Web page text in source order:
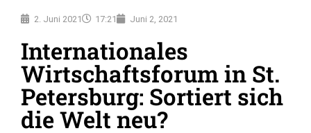
2. Juni 2021 17:21 Juni 2, 2021
Internationales
Wirtschaftsforum in St.
Petersburg: Sortiert sich
die Welt neu?